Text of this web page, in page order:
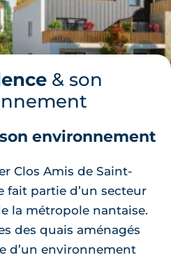
& son
environnement
Clos Amis de Saint-
fait partie d’un secteur
la métropole nantaise.
des quais aménagés
d’un environnement